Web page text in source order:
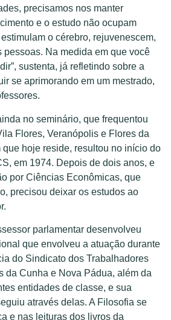
precisamos nos manter
e o estudo não ocupam
o cérebro, rejuvenescem,
pessoas. Na medida em que você
sustenta, já refletindo sobre a
se aprimorando em um mestrado,
no seminário, que frequentou
Flores, Veranópolis e Flores da
hoje reside, resultou no início do
em 1974. Depois de dois anos, e
por Ciências Econômicas, que
precisou deixar os estudos ao
parlamentar desenvolveu
que envolveu a atuação durante
do Sindicato dos Trabalhadores
da Cunha e Nova Pádua, além da
entidades de classe, e sua
através delas. A Filosofia se
e nas leituras dos livros da